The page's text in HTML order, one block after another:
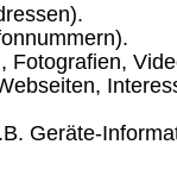
Fotografien,
Geräte-